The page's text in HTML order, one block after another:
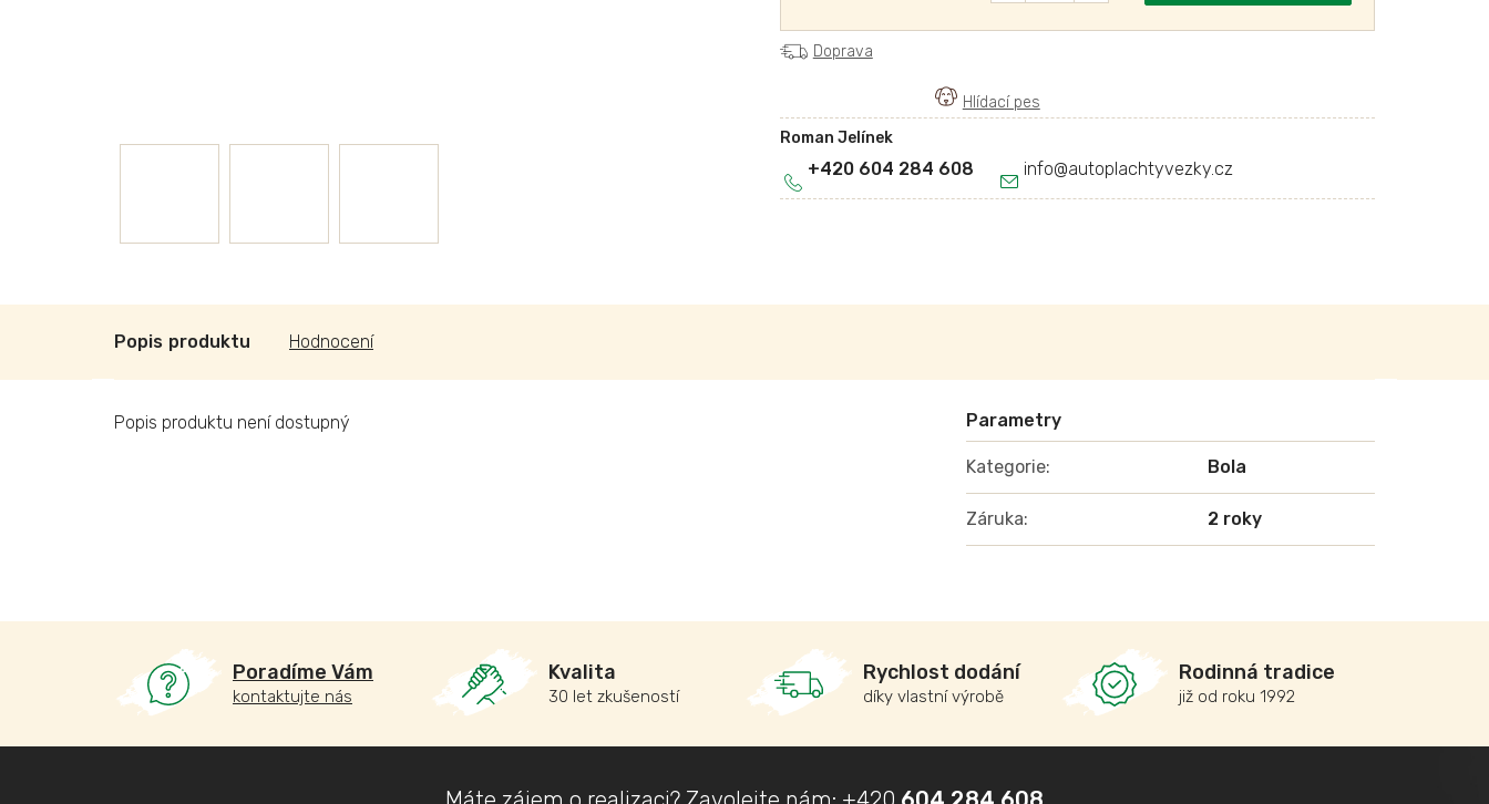
Roman Jelínek
info@autoplachtyvezky.cz
+420 604 284 608
Doprava
Poradíme Vám
kontaktujte nás
Kvalita
30 let zkušeností
Rychlost dodání
díky vlastní výrobě
Rodinná tradice
již od roku 1992
Popis Hodnocení
Popis produktu není dostupný
Kategorie: Bola
Záruka: 2 roky